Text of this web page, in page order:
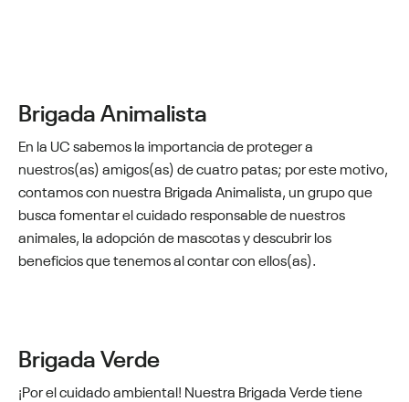
Brigada Animalista
En la UC sabemos la importancia de proteger a
nuestros(as) amigos(as) de cuatro patas; por este motivo,
contamos con nuestra Brigada Animalista, un grupo que
busca fomentar el cuidado responsable de nuestros
animales, la adopción de mascotas y descubrir los
beneficios que tenemos al contar con ellos(as).
Brigada Verde
¡Por el cuidado ambiental! Nuestra Brigada Verde tiene